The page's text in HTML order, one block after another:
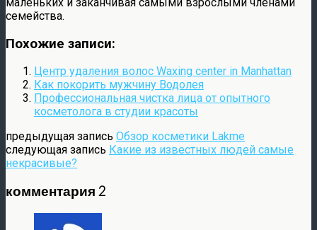
семейства.
Похожие записи:
Центр удаления волос Waxing center in Manhattan
Как покорить мужчину Водолея
Профессиональная чистка лица от опытного
косметолога в студии красоты
предыдущая запись Обзор косметики Lakme
следующая запись Какие из известных людей самые
некрасивые?
комментария 2